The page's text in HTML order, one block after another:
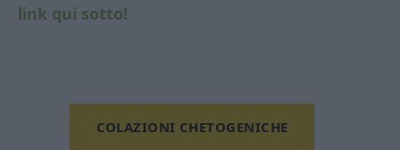
link qui sotto!
COLAZIONI CHETOGENICHE